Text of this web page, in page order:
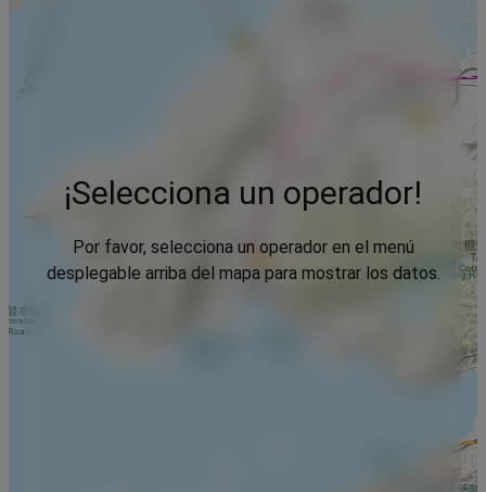
¡Selecciona un operador!
Por favor, selecciona un operador en el menú
desplegable arriba del mapa para mostrar los datos.